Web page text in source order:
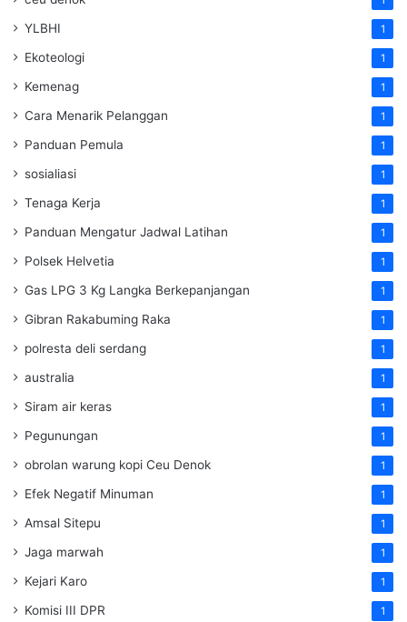
YLBHI 1
Ekoteologi 1
Kemenag 1
Cara Menarik Pelanggan 1
Panduan Pemula 1
sosialiasi 1
Tenaga Kerja 1
Panduan Mengatur Jadwal Latihan 1
Polsek Helvetia 1
Gas LPG 3 Kg Langka Berkepanjangan 1
Gibran Rakabuming Raka 1
polresta deli serdang 1
australia 1
Siram air keras 1
Pegunungan 1
obrolan warung kopi Ceu Denok 1
Efek Negatif Minuman 1
Amsal Sitepu 1
Jaga marwah 1
Kejari Karo 1
Komisi III DPR 1